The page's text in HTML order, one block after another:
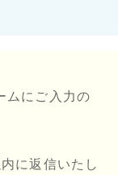
ムにご入力の
に返信いたし